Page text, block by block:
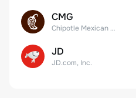
CMG
Chipotle Mexican Grill, Inc.
JD
JD.com, Inc.